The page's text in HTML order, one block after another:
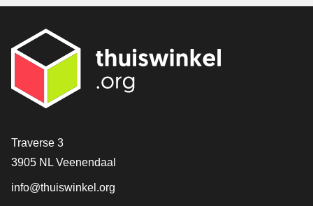
[_General:Contact]
Traverse 3
3905 NL Veenendaal
info@thuiswinkel.org